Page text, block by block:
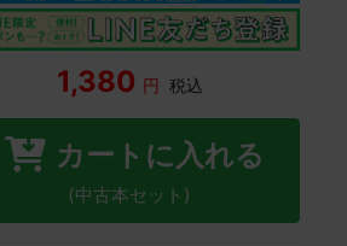
1,380 円 税込
カートに入れる
(中古本セット)